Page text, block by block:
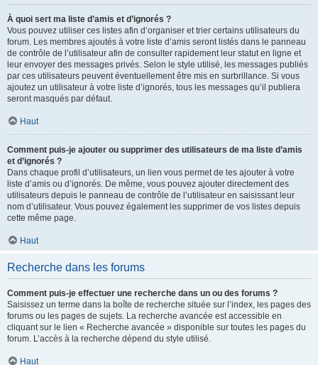
À quoi sert ma liste d’amis et d’ignorés ?
Vous pouvez utiliser ces listes afin d’organiser et trier certains utilisateurs du
forum. Les membres ajoutés à votre liste d’amis seront listés dans le panneau
de contrôle de l’utilisateur afin de consulter rapidement leur statut en ligne et
leur envoyer des messages privés. Selon le style utilisé, les messages publiés
par ces utilisateurs peuvent éventuellement être mis en surbrillance. Si vous
ajoutez un utilisateur à votre liste d’ignorés, tous les messages qu’il publiera
seront masqués par défaut.
Haut
Comment puis-je ajouter ou supprimer des utilisateurs de ma liste d’amis
et d’ignorés ?
Dans chaque profil d’utilisateurs, un lien vous permet de les ajouter à votre
liste d’amis ou d’ignorés. De même, vous pouvez ajouter directement des
utilisateurs depuis le panneau de contrôle de l’utilisateur en saisissant leur
nom d’utilisateur. Vous pouvez également les supprimer de vos listes depuis
cette même page.
Haut
Recherche dans les forums
Comment puis-je effectuer une recherche dans un ou des forums ?
Saisissez un terme dans la boîte de recherche située sur l’index, les pages des
forums ou les pages de sujets. La recherche avancée est accessible en
cliquant sur le lien « Recherche avancée » disponible sur toutes les pages du
forum. L’accès à la recherche dépend du style utilisé.
Haut